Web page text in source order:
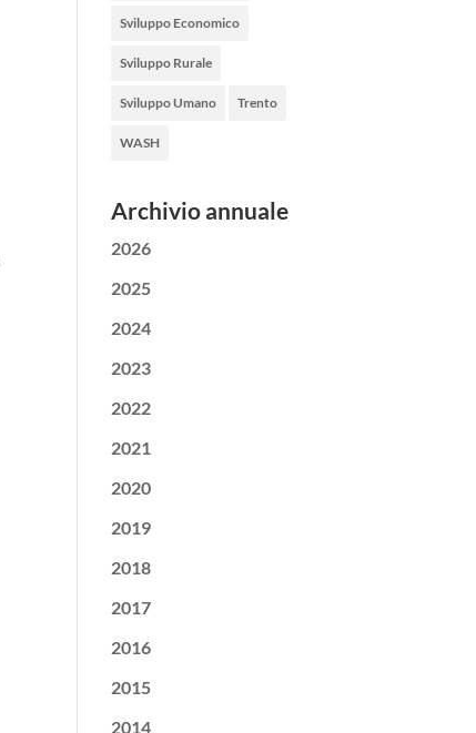
Sviluppo Economico
Sviluppo Rurale
Sviluppo Umano Trento
WASH
Archivio annuale
2026
2025
2024
2023
2022
2021
2020
2019
2018
2017
2016
2015
2014